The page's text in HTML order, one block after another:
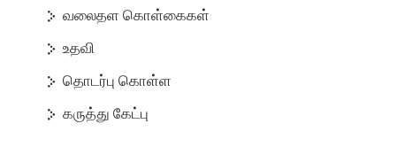
வலைதள கொள்கைகள்
உதவி
தொடர்பு கொள்ள
கருத்து கேட்பு